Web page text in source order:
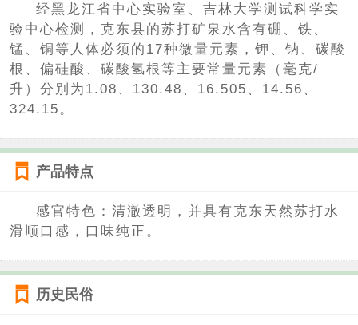
经黑龙江省中心实验室、吉林大学测试科学实
验中心检测，克东县的苏打矿泉水含有硼、铁、
锰、铜等人体必须的17种微量元素，钾、钠、碳酸
根、偏硅酸、碳酸氢根等主要常量元素（毫克/
升）分别为1.08、130.48、16.505、14.56、
324.15。
产品特点
感官特色：清澈透明，并具有克东天然苏打水
滑顺口感，口味纯正。
历史民俗